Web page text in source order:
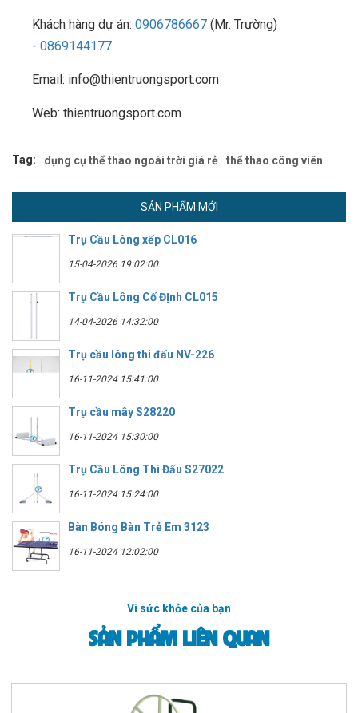
Khách hàng dự án: 0906786667 (Mr. Trường)
- 0869144177
Email: info@thientruongsport.com
Web: thientruongsport.com
Tag: dụng cụ thể thao ngoài trời giá rẻ thể thao công viên
SẢN PHẨM MỚI
Trụ Cầu Lông xếp CL016
15-04-2026 19:02:00
Trụ Cầu Lông Cố ĐỊnh CL015
14-04-2026 14:32:00
Trụ cầu lông thi đấu NV-226
16-11-2024 15:41:00
Trụ cầu mây S28220
16-11-2024 15:30:00
Trụ Cầu Lông Thi Đấu S27022
16-11-2024 15:24:00
Bàn Bóng Bàn Trẻ Em 3123
16-11-2024 12:02:00
Vì sức khỏe của bạn
SẢN PHẨM LIÊN QUAN